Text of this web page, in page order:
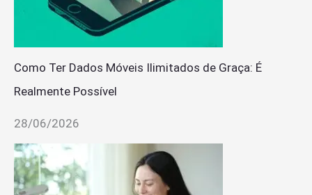
Como Ter Dados Móveis Ilimitados de Graça: É
Realmente Possível
28/06/2026